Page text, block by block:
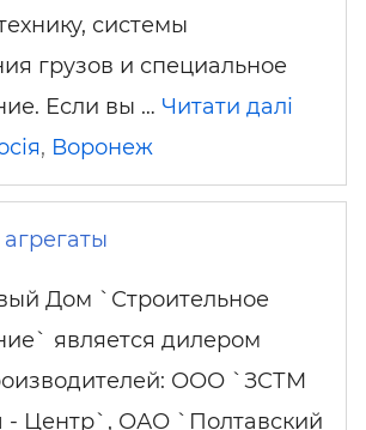
системы
грузов и специальное
Если вы … Читати далі
, Воронеж
Дом `Строительное
является дилером
ООО `ЗСТМ
Центр`, ОАО `Полтавский